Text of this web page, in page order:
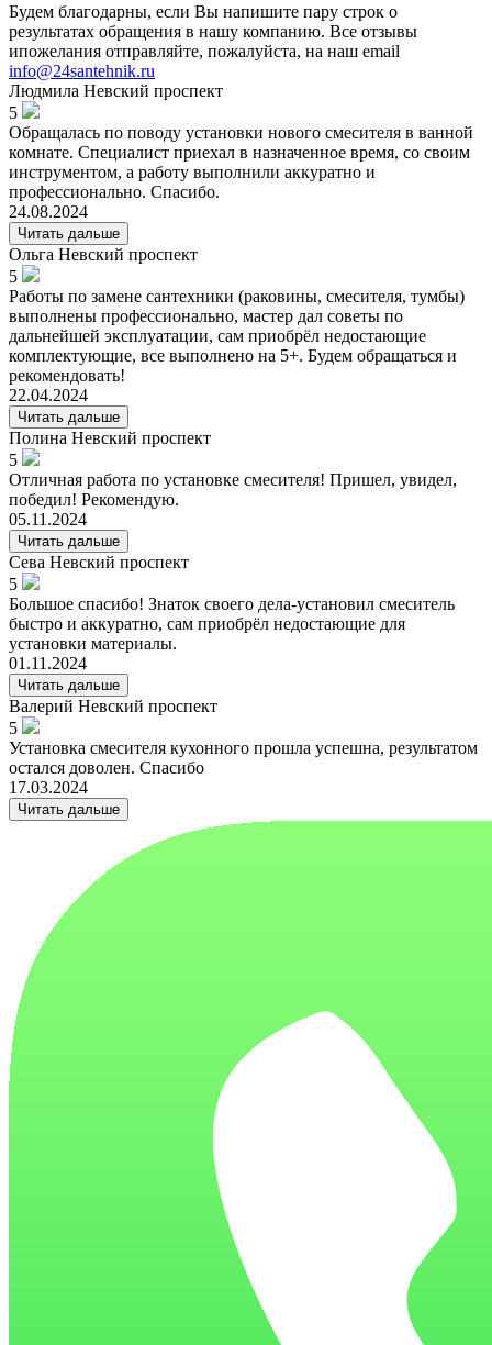
Будем благодарны, если Вы напишите пару строк о
результатах обращения в нашу компанию. Все отзывы
ипожелания отправляйте, пожалуйста, на наш email
info@24santehnik.ru
Людмила Невский проспект
5
Обращалась по поводу установки нового смесителя в ванной
комнате. Специалист приехал в назначенное время, со своим
инструментом, а работу выполнили аккуратно и
профессионально. Спасибо.
24.08.2024
Читать дальше
Ольга Невский проспект
5
Работы по замене сантехники (раковины, смесителя, тумбы)
выполнены профессионально, мастер дал советы по
дальнейшей эксплуатации, сам приобрёл недостающие
комплектующие, все выполнено на 5+. Будем обращаться и
рекомендовать!
22.04.2024
Читать дальше
Полина Невский проспект
5
Отличная работа по установке смесителя! Пришел, увидел,
победил! Рекомендую.
05.11.2024
Читать дальше
Сева Невский проспект
5
Большое спасибо! Знаток своего дела-установил смеситель
быстро и аккуратно, сам приобрёл недостающие для
установки материалы.
01.11.2024
Читать дальше
Валерий Невский проспект
5
Установка смесителя кухонного прошла успешна, результатом
остался доволен. Спасибо
17.03.2024
Читать дальше